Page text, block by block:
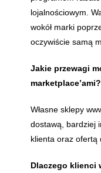
lojalnościowym.
wokół marki
oczywiście samą
Jakie przewagi
marketplace’ami?
Własne sklepy
dostawą, bardziej
klienta oraz ofertą
Dlaczego klienci